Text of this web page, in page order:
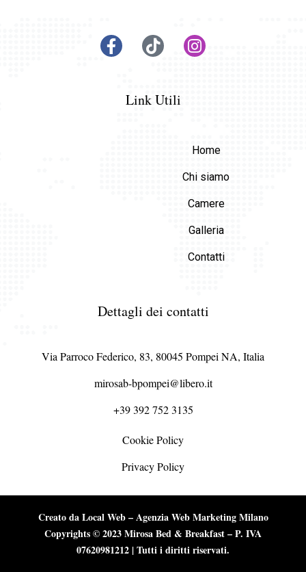
Link Utili
Home
Chi siamo
Camere
Galleria
Contatti
Dettagli dei contatti
Via Parroco Federico, 83, 80045 Pompei NA, Italia
mirosab-bpompei@libero.it
+39 392 752 3135
Cookie Policy
Privacy Policy
Creato daLocal Web – Agenzia Web Marketing Milano
Copyrights © 2023 Mirosa Bed & Breakfast – P. IVA
07620981212 | Tutti i diritti riservati.